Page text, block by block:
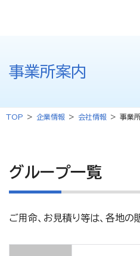
事業所案内
TOP 企業情報 会社情報 事業
グループ一覧
ご用命、お見積り等は、各地の